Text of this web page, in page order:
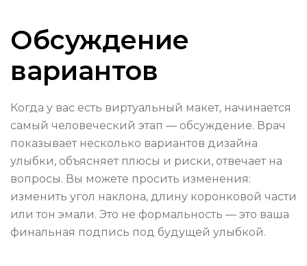
Обсуждение
вариантов
Когда у вас есть виртуальный макет, начинается
самый человеческий этап — обсуждение. Врач
показывает несколько вариантов дизайна
улыбки, объясняет плюсы и риски, отвечает на
вопросы. Вы можете просить изменения:
изменить угол наклона, длину коронковой части
или тон эмали. Это не формальность — это ваша
финальная подпись под будущей улыбкой.